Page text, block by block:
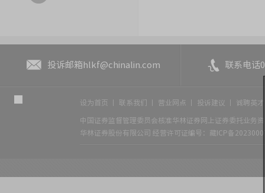
投诉邮箱 hlkf@chinalin.com 联系电话
设为首页 联系我们 营业网点 投诉建议 诚聘英
中国证券监督管理委员会核准华林证券网上证券委托业务
华林证券股份有限公司 经营许可证编号：藏ICP备